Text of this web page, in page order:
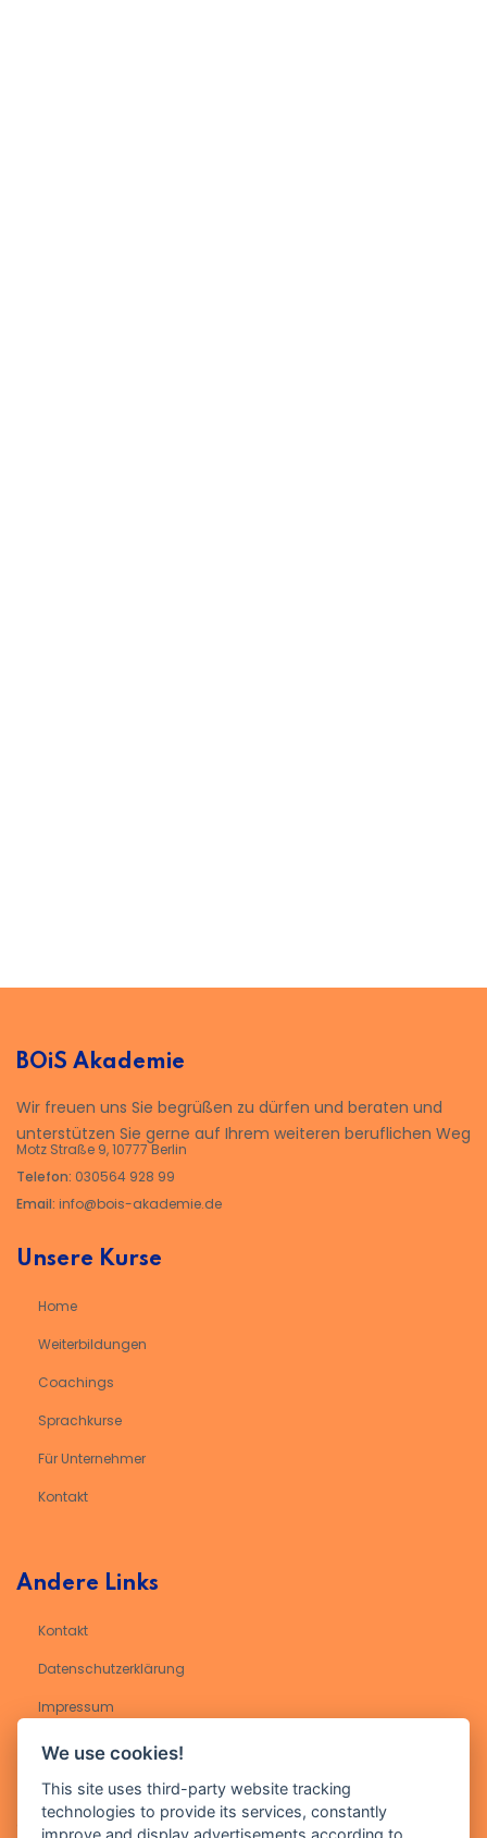
BOiS Akademie
Wir freuen uns Sie begrüßen zu dürfen und beraten und
unterstützen Sie gerne auf Ihrem weiteren beruflichen Weg
Motz Straße 9, 10777 Berlin
Telefon: 030564 928 99
Email: info@bois-akademie.de
Unsere Kurse
Home
Weiterbildungen
Coachings
Sprachkurse
Für Unternehmer
Kontakt
Andere Links
Kontakt
Datenschutzerklärung​
Impressum
Kontakt
Geben Sie Ihre E-Mail-Adresse ein, um sich für unseren Newsletter
We use cookies!
This site uses third-party website tracking
technologies to provide its services, constantly